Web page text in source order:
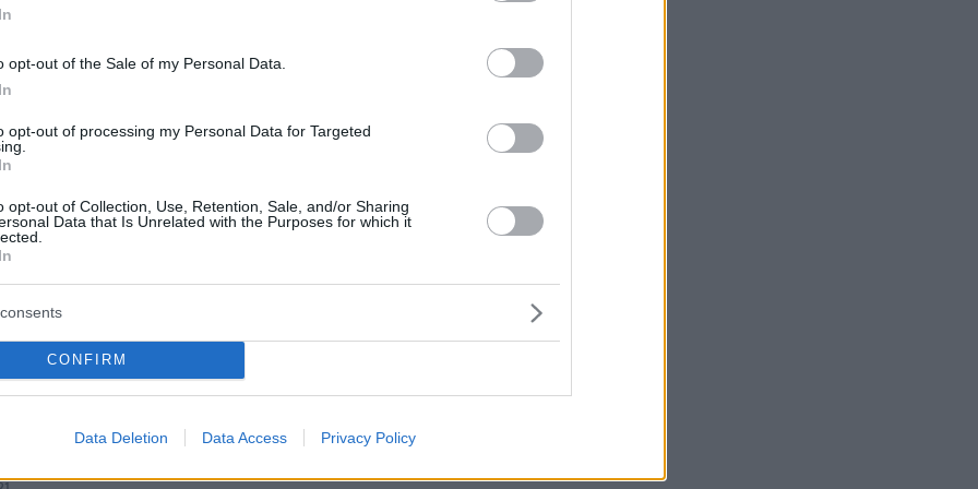
opt-out of the Sale of my Personal Data.
opt-out of processing my Personal Data for Targeted
opt-out of Collection, Use, Retention, Sale, and/or Sharing
Data that Is Unrelated with the Purposes for which it
CONFIRM
Data Deletion Data Access Privacy Policy
protothema.gr στο Google News
Ειδήσειςαπό την Ελλάδα και τον Κόσμο, τη
στο
(5) ΠΡΟΣΘΗΚΗ ΣΧΟΛΙΟΥ
22:15
μανδάμ γι αυτο δεν την εβγαλαν εξω